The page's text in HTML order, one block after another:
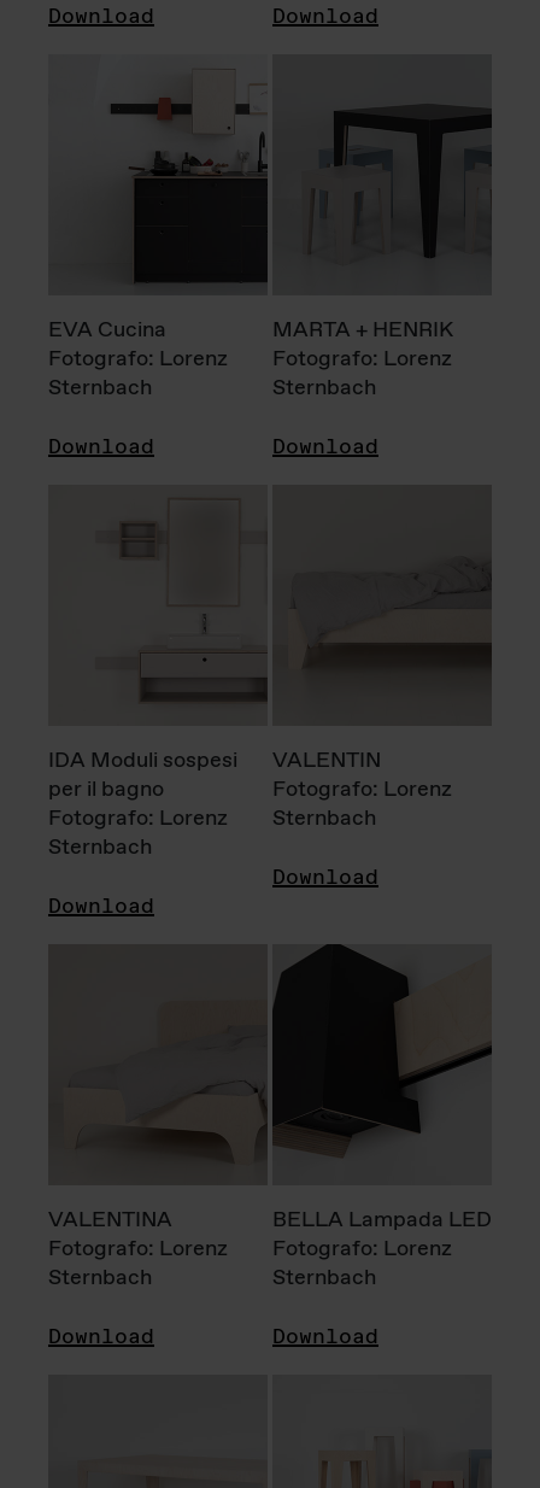
Download Download
EVA Cucina
Fotografo: Lorenz
Sternbach
Download
MARTA + HENRIK
Fotografo: Lorenz
Sternbach
Download
IDA Moduli sospesi
per il bagno
Fotografo: Lorenz
Sternbach
Download
VALENTIN
Fotografo: Lorenz
Sternbach
Download
VALENTINA
Fotografo: Lorenz
Sternbach
Download
BELLA Lampada LED
Fotografo: Lorenz
Sternbach
Download